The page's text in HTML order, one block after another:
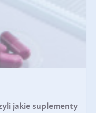
jakie suplementy